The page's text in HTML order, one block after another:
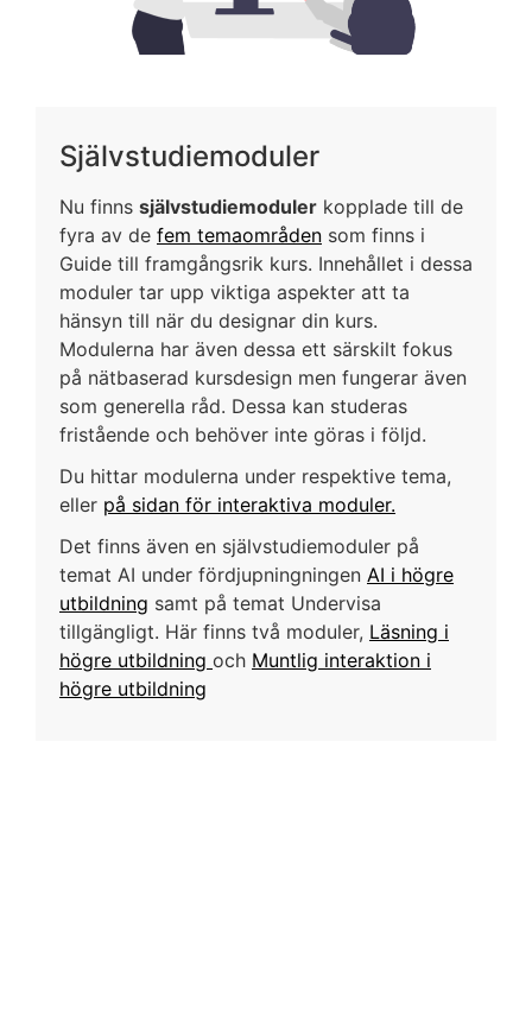
Självstudiemoduler
Nu finns självstudiemoduler kopplade till de
fyra av de fem temaområden som finns i
Guide till framgångsrik kurs. Innehållet i dessa
moduler tar upp viktiga aspekter att ta
hänsyn till när du designar din kurs.
Modulerna har även dessa ett särskilt fokus
på nätbaserad kursdesign men fungerar även
som generella råd. Dessa kan studeras
fristående och behöver inte göras i följd.
Du hittar modulerna under respektive tema,
eller på sidan för interaktiva moduler.
Det finns även en självstudiemoduler på
temat AI under fördjupningningen AI i högre
utbildning samt på temat Undervisa
tillgängligt. Här finns två moduler, Läsning i
högre utbildning och Muntlig interaktion i
högre utbildning